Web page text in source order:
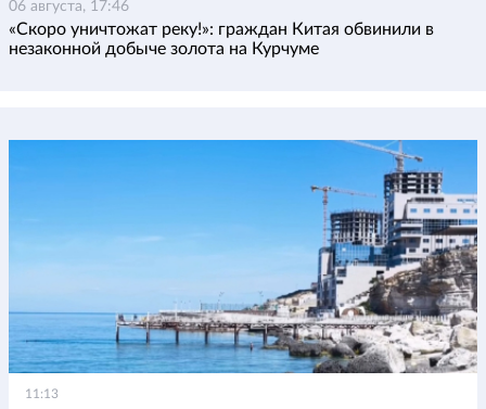
06 августа, 17:46
«Скоро уничтожат реку!»: граждан Китая обвинили в
незаконной добыче золота на Курчуме
11:13